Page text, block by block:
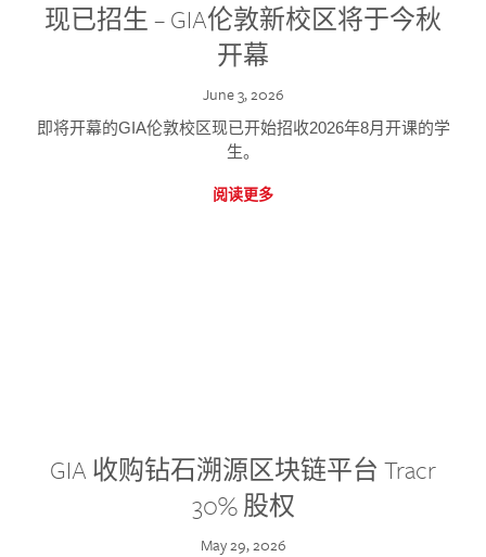
现已招生 – GIA伦敦新校区将于今秋
开幕
June 3, 2026
即将开幕的GIA伦敦校区现已开始招收2026年8月开课的学
生。
阅读更多
GIA 收购钻石溯源区块链平台 Tracr
30% 股权
May 29, 2026